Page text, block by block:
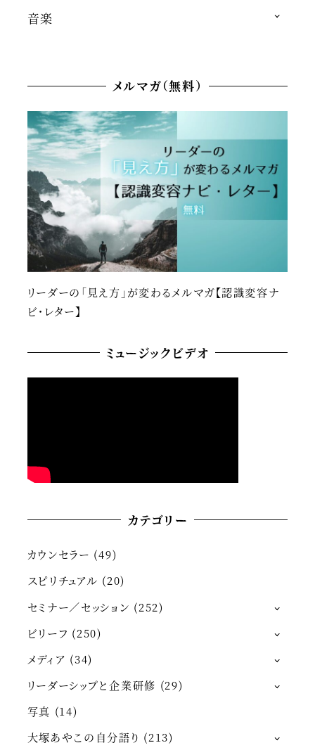
音楽
メルマガ（無料）
リーダーの「見え方」が変わるメルマガ【認識変容ナ
ビ・レター】
ミュージックビデオ
カテゴリー
カウンセラー (49)
スピリチュアル (20)
セミナー／セッション (252)
ビリーフ (250)
メディア (34)
リーダーシップと企業研修 (29)
写真 (14)
大塚あやこの自分語り (213)